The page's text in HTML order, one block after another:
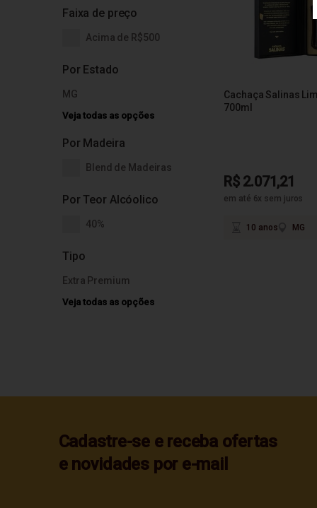
Por Estado
MG
Veja todas as opções
Por Madeira
Blend de Madeiras
Por Teor Alcóolico
40%
Tipo
Extra Premium
Veja todas as opções
Faixa de preço
Acima de R$500
Cachaça Salinas
700ml
R$ 2.071,21
em até 6x sem juros
10 anos MG
Cadastre-se e receba ofertas
e novidades por e-mail